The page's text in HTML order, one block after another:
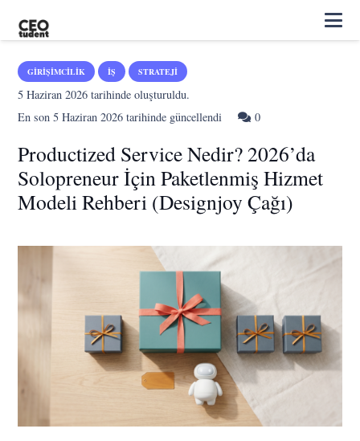
GIRIŞIMCILIK İŞ STRATEJI
5 Haziran 2026 tarihinde oluşturuldu.
En son5 Haziran 2026 tarihinde güncellendi 0
Productized Service Nedir? 2026’da
Solopreneur İçin Paketlenmiş Hizmet
Modeli Rehberi (Designjoy Çağı)